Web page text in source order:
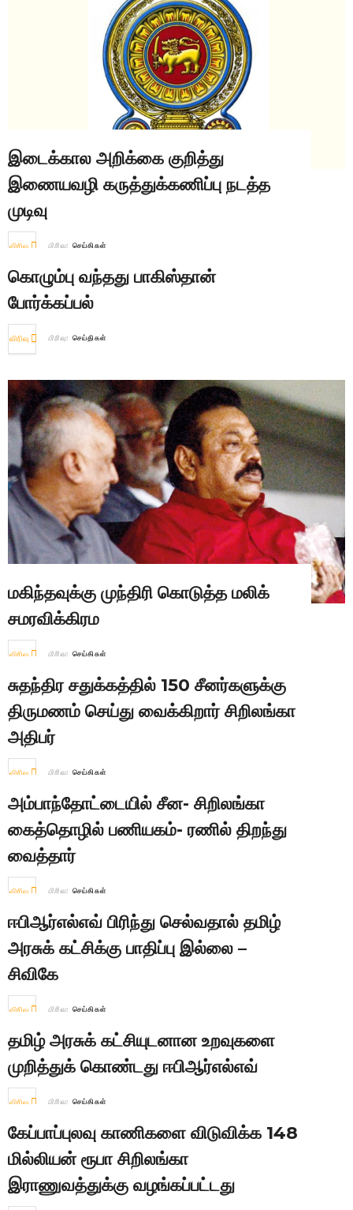
இடைக்கால அறிக்கை குறித்து
இணையவழி கருத்துக்கணிப்பு நடத்த
முடிவு
விரிவு பிரிவு: செய்திகள்
கொழும்பு வந்தது பாகிஸ்தான்
போர்க்கப்பல்
விரிவு பிரிவு: செய்திகள்
மகிந்தவுக்கு முந்திரி கொடுத்த மலிக்
சமரவிக்கிரம
விரிவு பிரிவு: செய்திகள்
சுதந்திர சதுக்கத்தில் 150 சீனர்களுக்கு
திருமணம் செய்து வைக்கிறார் சிறிலங்கா
அதிபர்
விரிவு பிரிவு: செய்திகள்
அம்பாந்தோட்டையில் சீன- சிறிலங்கா
கைத்தொழில் பணியகம்- ரணில் திறந்து
வைத்தார்
விரிவு பிரிவு: செய்திகள்
ஈபிஆர்எல்எவ் பிரிந்து செல்வதால் தமிழ்
அரசுக் கட்சிக்கு பாதிப்பு இல்லை –
சிவிகே
விரிவு பிரிவு: செய்திகள்
தமிழ் அரசுக் கட்சியுடனான உறவுகளை
முறித்துக் கொண்டது ஈபிஆர்எல்எவ்
விரிவு பிரிவு: செய்திகள்
கேப்பாப்புலவு காணிகளை விடுவிக்க 148
மில்லியன் ரூபா சிறிலங்கா
இராணுவத்துக்கு வழங்கப்பட்டது